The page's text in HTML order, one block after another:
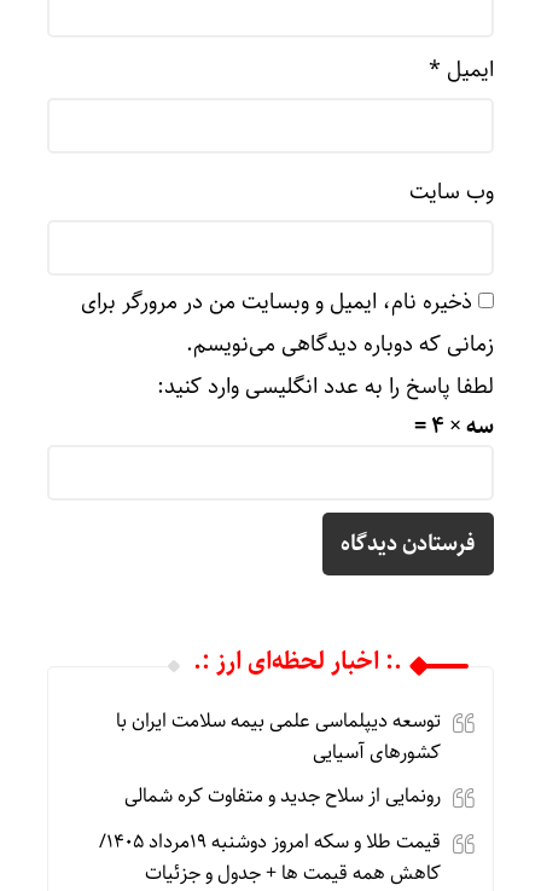
ایمیل *
وب‌ سایت
ذخیره نام، ایمیل و وبسایت من در مرورگر برای
زمانی که دوباره دیدگاهی می‌نویسم.
لطفا پاسخ را به عدد انگلیسی وارد کنید:
سه × 4 =
.: اخبار لحظه‌ای ارز :.
توسعه دیپلماسی علمی بیمه سلامت ایران با
کشورهای آسیایی
رونمایی از سلاح جدید و متفاوت کره شمالی
قیمت طلا و سکه امروز دوشنبه 19مرداد 1405/
کاهش همه قیمت ها + جدول و جزئیات